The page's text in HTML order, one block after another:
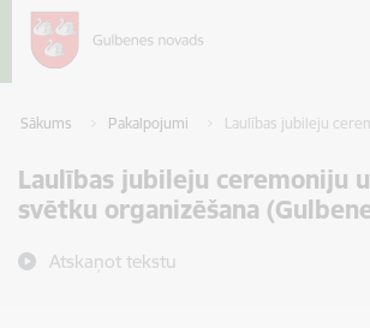
Sākums Pakalpojumi Laulības jubileju
Laulības jubileju ceremoniju
svētku organizēšana
Atskaņot tekstu